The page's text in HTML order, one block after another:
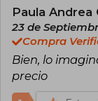
Paula Andrea
23 de
Compra
Bien, lo
precio